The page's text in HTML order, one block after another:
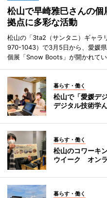
松山で早崎雅巳さんの
拠点に多彩な活動
松山の「3ta2（サンタニ）ギャラ
970-1043）で3月5日から、愛媛
個展「Snow Boots」が開かれてい
暮らす・働く
松山で「愛媛デ
デジタル技術学
暮らす・働く
松山のコワーキ
ウイーク オン
暮らす・働く